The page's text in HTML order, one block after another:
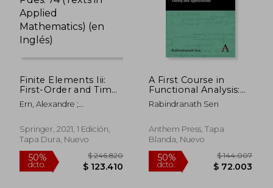
Finite Elements Iii:
First-Order and Time-
Dependent Pdes: 74
(Texts in Applied
Inglés)
Ern, Alexandre ;
Springer, 2021, 1 Edición,
Tapa Dura, Nuevo
A First Course in
Functional Analysis:
Theory and
Applications (en
Rabindranath Sen
Anthem Press, Tapa
Blanda, Nuevo